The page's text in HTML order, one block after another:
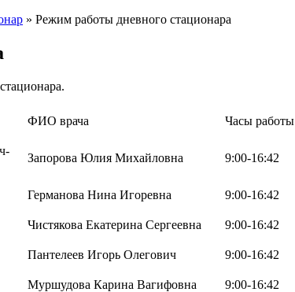
» Режим работы дневного стационара
ФИО врача Часы работы
Запорова Юлия Михайловна 9:00-16:42
Германова Нина Игоревна 9:00-16:42
Чистякова Екатерина Сергеевна 9:00-16:42
Пантелеев Игорь Олегович 9:00-16:42
Муршудова Карина Вагифовна 9:00-16:42